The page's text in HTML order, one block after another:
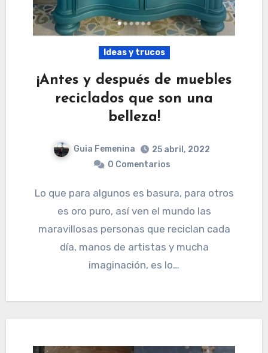
Ideas y trucos
¡Antes y después de muebles
reciclados que son una
belleza!
Guia Femenina
25 abril, 2022
0 Comentarios
Lo que para algunos es basura, para otros
es oro puro, así ven el mundo las
maravillosas personas que reciclan cada
día, manos de artistas y mucha
imaginación, es lo…